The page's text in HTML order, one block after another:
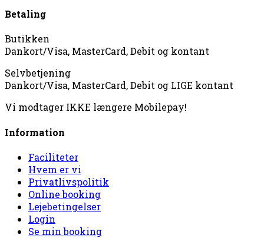
Betaling
Butikken
Dankort/Visa, MasterCard, Debit og kontant
Selvbetjening
Dankort/Visa, MasterCard, Debit og LIGE kontant
Vi modtager IKKE længere Mobilepay!
Information
Faciliteter
Hvem er vi
Privatlivspolitik
Online booking
Lejebetingelser
Login
Se min booking